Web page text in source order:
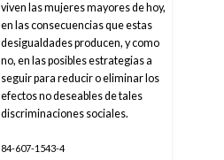
viven las mujeres mayores de hoy,
en las consecuencias que estas
desigualdades producen, y como
no, en las posibles estrategias a
seguir para reducir o eliminar los
efectos no deseables de tales
discriminaciones sociales.
84-607-1543-4